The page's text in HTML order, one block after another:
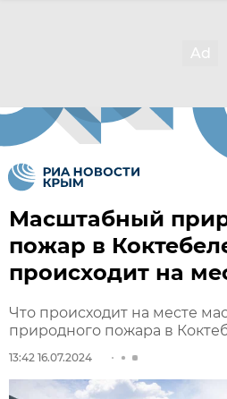
Масштабный
пожар в
происходит на
Что происходит на месте
природного пожара в
13:42 16.07.2024